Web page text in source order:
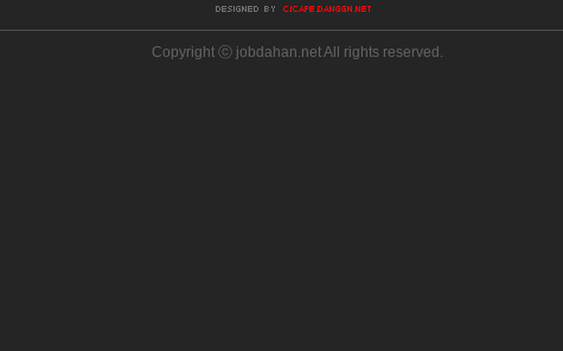
Copyright ⓒ jobdahan.net All rights reserved.